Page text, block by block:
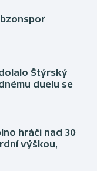
Štýrský
duelu se
hráči nad 30
výškou,